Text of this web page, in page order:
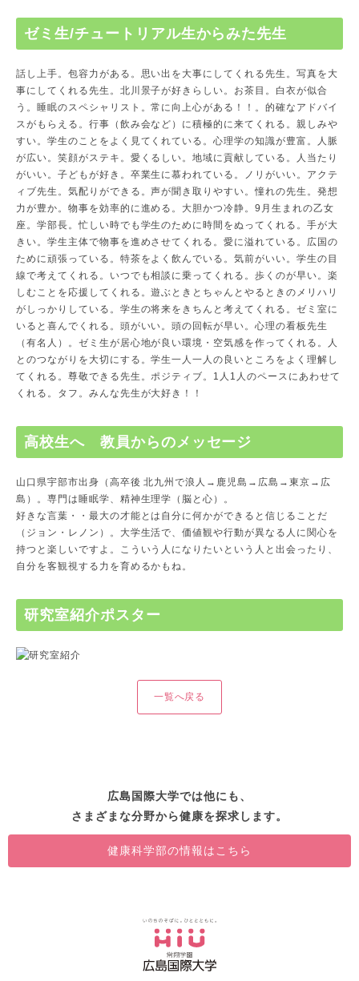
ゼミ生/チュートリアル生からみた先生
話し上手。包容力がある。思い出を大事にしてくれる先生。写真を大
事にしてくれる先生。北川景子が好きらしい。お茶目。白衣が似合
う。睡眠のスペシャリスト。常に向上心がある！！。的確なアドバイ
スがもらえる。行事（飲み会など）に積極的に来てくれる。親しみや
すい。学生のことをよく見てくれている。心理学の知識が豊富。人脈
が広い。笑顔がステキ。愛くるしい。地域に貢献している。人当たり
がいい。子どもが好き。卒業生に慕われている。ノリがいい。アクテ
ィブ先生。気配りができる。声が聞き取りやすい。憧れの先生。発想
力が豊か。物事を効率的に進める。大胆かつ冷静。9月生まれの乙女
座。学部長。忙しい時でも学生のために時間をぬってくれる。手が大
きい。学生主体で物事を進めさせてくれる。愛に溢れている。広国の
ために頑張っている。特茶をよく飲んでいる。気前がいい。学生の目
線で考えてくれる。いつでも相談に乗ってくれる。歩くのが早い。楽
しむことを応援してくれる。遊ぶときとちゃんとやるときのメリハリ
がしっかりしている。学生の将来をきちんと考えてくれる。ゼミ室に
いると喜んでくれる。頭がいい。頭の回転が早い。心理の看板先生
（有名人）。ゼミ生が居心地が良い環境・空気感を作ってくれる。人
とのつながりを大切にする。学生一人一人の良いところをよく理解し
てくれる。尊敬できる先生。ポジティブ。1人1人のペースにあわせて
くれる。タフ。みんな先生が大好き！！
高校生へ 教員からのメッセージ
山口県宇部市出身（高卒後 北九州で浪人→鹿児島→広島→東京→広
島）。専門は睡眠学、精神生理学（脳と心）。
好きな言葉・・最大の才能とは自分に何かができると信じることだ
（ジョン・レノン）。大学生活で、価値観や行動が異なる人に関心を
持つと楽しいですよ。こういう人になりたいという人と出会ったり、
自分を客観視する力を育めるかもね。
研究室紹介ポスター
一覧へ戻る
広島国際大学では他にも、
さまざまな分野から健康を探求します。
健康科学部の情報はこちら